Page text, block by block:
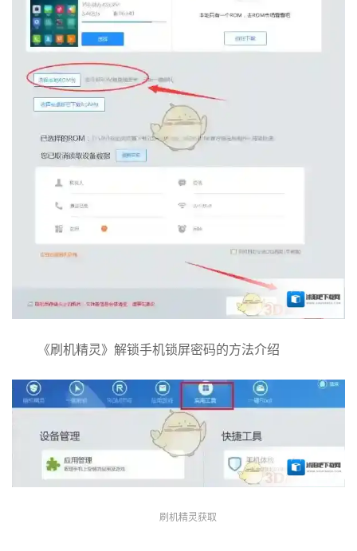
《刷机精灵》解锁手机锁屏密码的方法介绍
刷机精灵获取